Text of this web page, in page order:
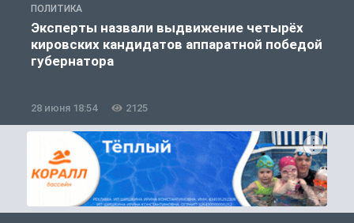
ПОЛИТИКА
Эксперты назвали выдвижение четырёх
кировских кандидатов аппаратной победой
губернатора
28 июня 18:54 2125